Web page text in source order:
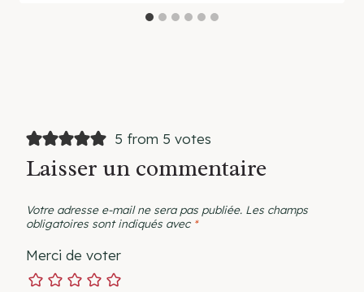
5 from 5 votes
Laisser un commentaire
Votre adresse e-mail ne sera pas publiée. Les champs
obligatoires sont indiqués avec *
Merci de voter